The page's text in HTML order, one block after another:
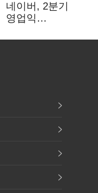
네이버, 2분기
영업익
전년비 0.2%